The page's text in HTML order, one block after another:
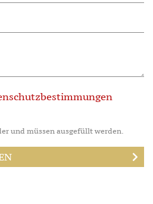
und müssen ausgefüllt werden.